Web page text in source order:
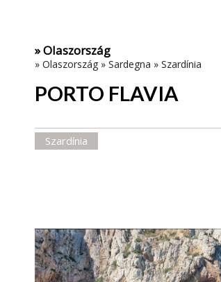
» Olaszország
» Olaszország » Sardegna » Szardínia
PORTO FLAVIA
Szardínia